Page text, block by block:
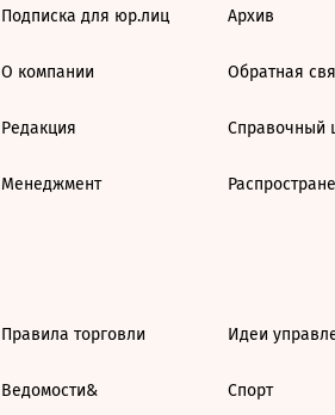
Подписка для юр.лиц
О компании
Редакция
Менеджмент
Архив
Обратная
Справочный
Правила торговли
Ведомости&
Идеи
Спорт